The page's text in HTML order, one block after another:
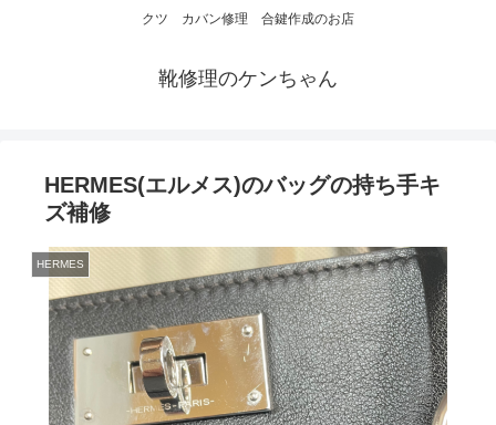
クツ カバン修理 合鍵作成のお店
靴修理のケンちゃん
HERMES(エルメス)のバッグの持ち手キ
ズ補修
HERMES